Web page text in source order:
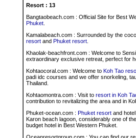
Resort : 13
Bangtaobeach.com : Official Site for Best
Phuket
Kamalabeach.com : Surrounded by the
resort and Phuket resort
Khaolak-beachfront.com : Welcome to
extraordinary exclusive retreat, perfect for
Kohtaocoral.com : Welcome to Koh Tao
padi idc courses and we offer snorkeling,
Thailand.
Kohtaomontra.com : Visit to resort in Koh
contribution to revitalizing the area and in
Phuket-ocean.com : Phuket resort and
Karon beach lagoon, considerably one of
budget hotel in Best Western Phuket.